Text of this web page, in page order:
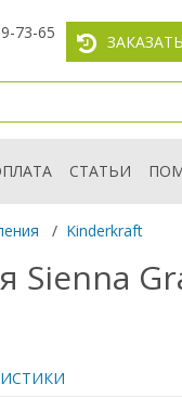
73-65
СТАТЬИ
/ Kinderkraft
Sienna